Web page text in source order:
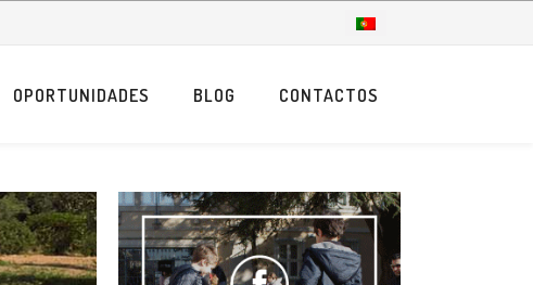
OPORTUNIDADES BLOG CONTACTOS